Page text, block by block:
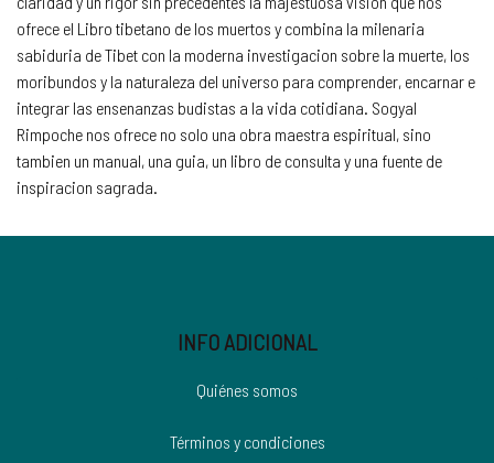
ofrece el Libro tibetano de los muertos y combina la milenaria
sabiduria de Tibet con la moderna investigacion sobre la muerte, los
moribundos y la naturaleza del universo para comprender, encarnar e
integrar las ensenanzas budistas a la vida cotidiana. Sogyal
Rimpoche nos ofrece no solo una obra maestra espiritual, sino
tambien un manual, una guia, un libro de consulta y una fuente de
inspiracion sagrada.
INFO ADICIONAL
Quiénes somos
Términos y condiciones